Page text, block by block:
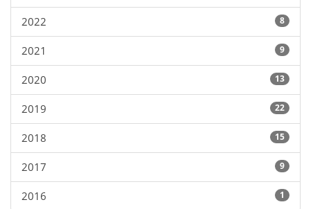
2022 8
2021 9
2020 13
2019 22
2018 15
2017 9
2016 1